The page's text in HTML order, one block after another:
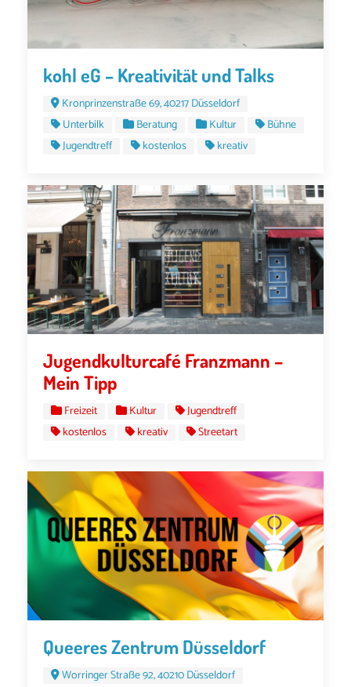
kohl eG – Kreativität und Talks
Kronprinzenstraße 69, 40217 Düsseldorf
Unterbilk
Beratung Kultur
Bühne
Jugendtreff
kostenlos kreativ
Jugendkulturcafé Franzmann –
Mein Tipp
Freizeit Kultur
Jugendtreff
kostenlos
kreativ Streetart
Queeres Zentrum Düsseldorf
Worringer Straße 92, 40210 Düsseldorf